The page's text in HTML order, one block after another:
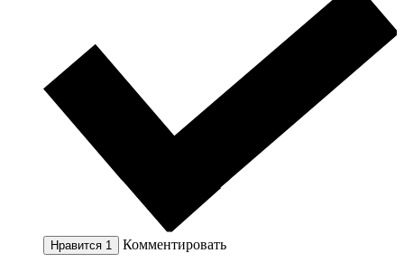
Нравится 1 Комментировать